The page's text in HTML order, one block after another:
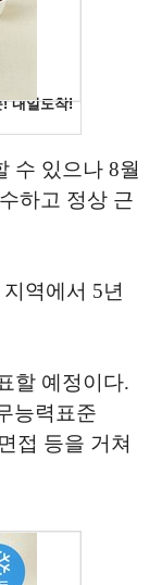
수 있으나 8월
하고 정상 근
역에서 5년
할 예정이다.
능력표준
접 등을 거쳐